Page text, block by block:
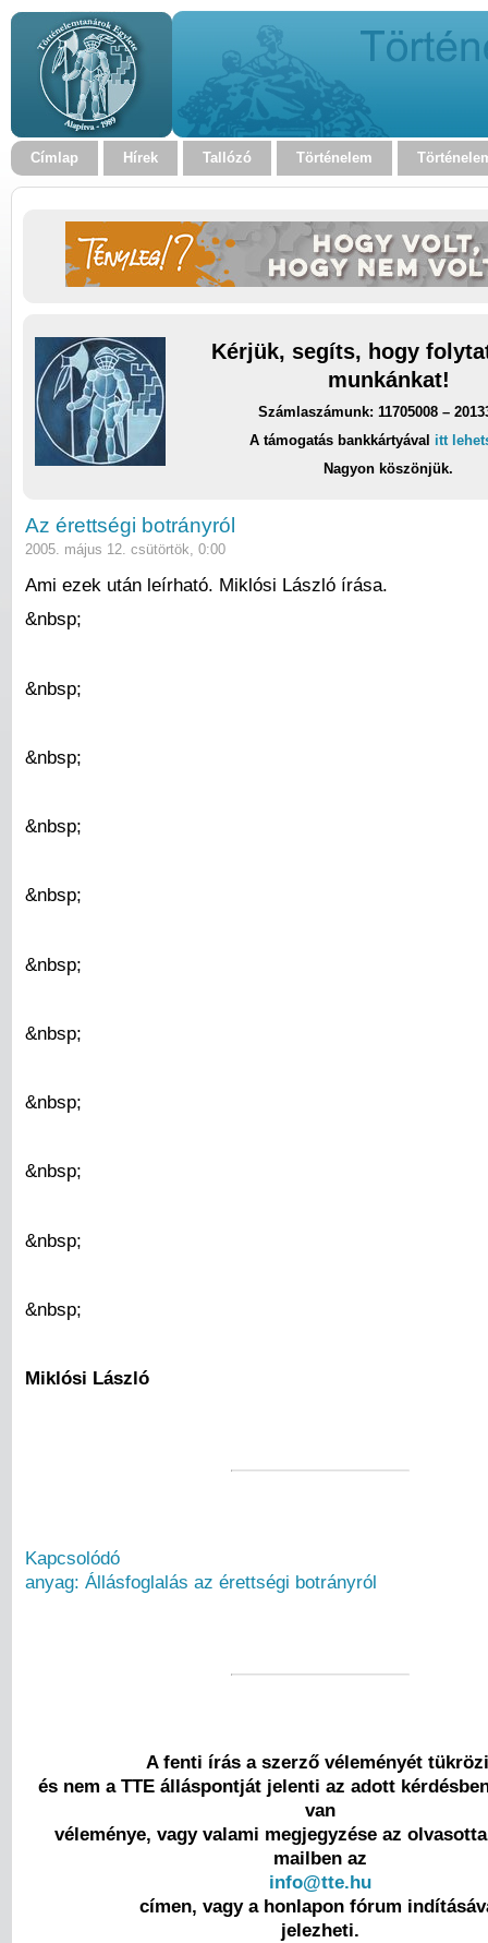
Címlap Hírek Tallózó Történelem
Kérjük, segíts, hogy
munkánkat!
Számlaszámunk: 11705008 –
A támogatás bankkártyával itt
Nagyon köszönjük.
Az érettségi botrányról
2005. május 12. csütörtök, 0:00
Ami ezek után leírható. Miklósi László írása.
&nbsp;
&nbsp;
&nbsp;
&nbsp;
&nbsp;
&nbsp;
&nbsp;
&nbsp;
&nbsp;
&nbsp;
&nbsp;
Miklósi László
Kapcsolódó
anyag: Állásfoglalás az érettségi botrányról
A fenti írás a szerző véleményét
és nem a TTE álláspontját jelenti az adott
van
véleménye, vagy valami megjegyzése az
mailben az
info@tte.hu
címen, vagy a honlapon fórum
jelezheti.